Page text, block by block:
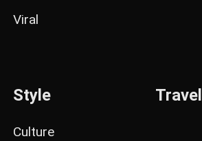
Viral
Style
Culture
Travel